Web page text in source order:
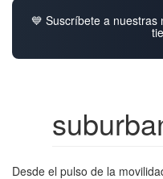
💙 Suscríbete a nuestras
Desde el pulso de la